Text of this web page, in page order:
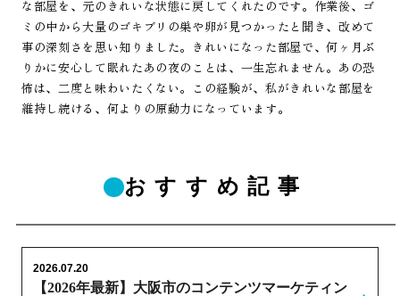
な部屋を、元のきれいな状態に戻してくれたのです。作業後、ゴ
ミの中から大量のゴキブリの巣や卵が見つかったと聞き、改めて
事の深刻さを思い知りました。きれいになった部屋で、何ヶ月ぶ
りかに安心して眠れたあの夜のことは、一生忘れません。あの恐
怖は、二度と味わいたくない。この経験が、私がきれいな部屋を
維持し続ける、何よりの原動力になっています。
おすすめ記事
【2026年最新】大阪市のコンテンツマーケティン
2026.07.20